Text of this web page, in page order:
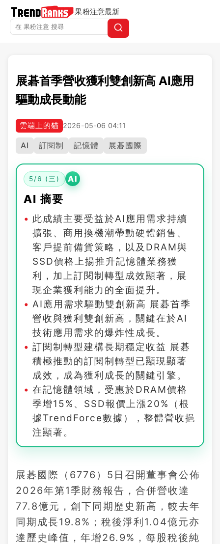
果粉注意最新
展碁首季營收獲利雙創新高 AI應用
驅動成長動能
雲端上的貓 2026-05-06 04:11
AI 訂閱制 記憶體 展碁國際
5/6 (三) AI
AI 摘要
此成績主要受益於AI應用需求持續
擴張、商用換機潮帶動硬體銷售、
客戶提前備貨策略，以及DRAM與
SSD價格上揚推升記憶體業務獲
利，加上訂閱制轉型成效顯著，展
現企業獲利能力的全面提升。
AI應用需求驅動雙創新高 展碁首季
營收與獲利雙創新高，關鍵在於AI
技術應用需求的爆炸性成長。
訂閱制轉型建構長期穩定收益 展碁
積極推動的訂閱制轉型已顯現顯著
成效，成為獲利成長的關鍵引擎。
在記憶體領域，受惠於DRAM價格
季增15%、SSD報價上漲20%（根
據TrendForce數據），整體營收挹
注顯著。
展碁國際（6776）5日召開董事會公佈
2026年第1季財務報告，合併營收達
77.8億元，創下同期歷史新高，較去年
同期成長19.8%；稅後淨利1.04億元亦
達歷史峰值，年增26.9%，每股稅後純